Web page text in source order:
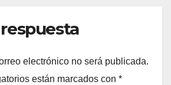
electrónico no será publicada.
están marcados con *